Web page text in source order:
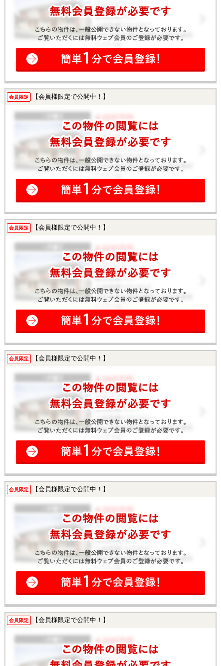
会員限定 【会員様限定で公開中！】
会員限定 【会員様限定で公開中！】
会員限定 【会員様限定で公開中！】
会員限定 【会員様限定で公開中！】
会員限定 【会員様限定で公開中！】